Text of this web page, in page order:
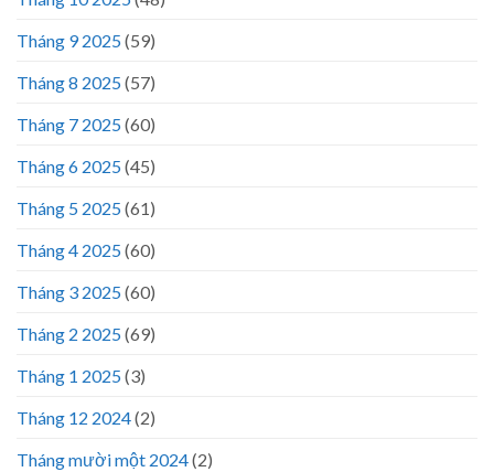
Tháng 9 2025(59)
Tháng 8 2025(57)
Tháng 7 2025(60)
Tháng 6 2025(45)
Tháng 5 2025(61)
Tháng 4 2025(60)
Tháng 3 2025(60)
Tháng 2 2025(69)
Tháng 1 2025(3)
Tháng 12 2024(2)
Tháng mười một 2024(2)